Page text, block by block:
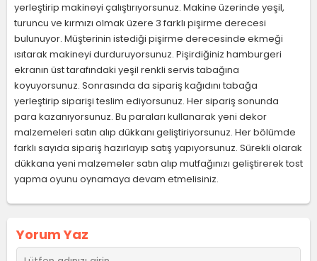
yerleştirip makineyi çalıştırıyorsunuz. Makine üzerinde yeşil,
turuncu ve kırmızı olmak üzere 3 farklı pişirme derecesi
bulunuyor. Müşterinin istediği pişirme derecesinde ekmeği
ısıtarak makineyi durduruyorsunuz. Pişirdiğiniz hamburgeri
ekranın üst tarafındaki yeşil renkli servis tabağına
koyuyorsunuz. Sonrasında da sipariş kağıdını tabağa
yerleştirip siparişi teslim ediyorsunuz. Her sipariş sonunda
para kazanıyorsunuz. Bu paraları kullanarak yeni dekor
malzemeleri satın alıp dükkanı geliştiriyorsunuz. Her bölümde
farklı sayıda sipariş hazırlayıp satış yapıyorsunuz. Sürekli olarak
dükkana yeni malzemeler satın alıp mutfağınızı geliştirerek tost
yapma oyunu oynamaya devam etmelisiniz.
Yorum Yaz